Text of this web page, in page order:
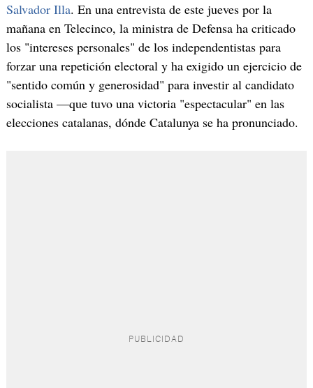
Salvador Illa. En una entrevista de este jueves por la
mañana en Telecinco, la ministra de Defensa ha criticado
los "intereses personales" de los independentistas para
forzar una repetición electoral y ha exigido un ejercicio de
"sentido común y generosidad" para investir al candidato
socialista —que tuvo una victoria "espectacular" en las
elecciones catalanas, dónde Catalunya se ha pronunciado.